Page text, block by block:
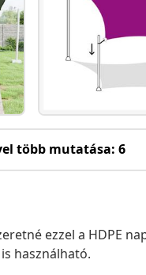
több mutatása: 6
ezzel a HDPE
használható.